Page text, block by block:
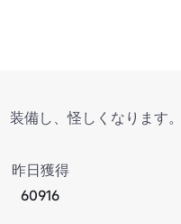
備し、怪しくなります。
昨日獲得
60916